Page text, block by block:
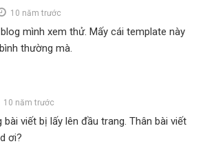
10 năm trước
mình xem thử. Mấy cái template này
thường mà.
10 năm trước
bài viết bị lấy lên đầu trang. Thân bài viết
ơi?